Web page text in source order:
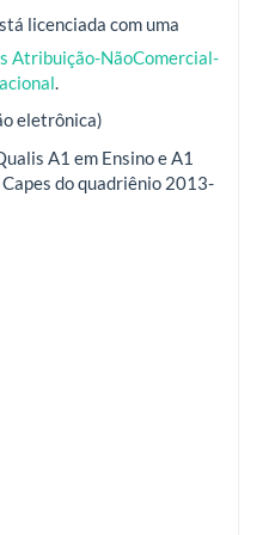
licenciada com uma
Atribuição-NãoComercial-
.
eletrônica)
A1 em Ensino e A1
do quadriênio 2013-